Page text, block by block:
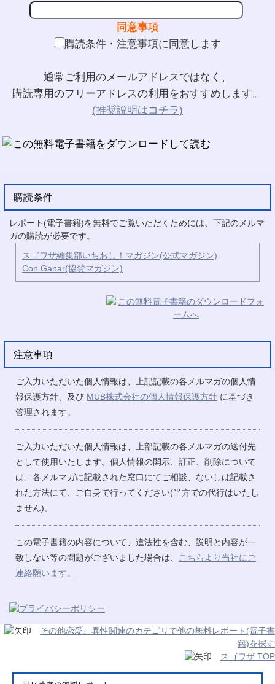
同意事項
購読条件・注意事項に同意します
通常ご利用のメールアドレスではなく、
購読専用のフリーアドレスの利用をおすすめします。
(推奨説明はコチラ)
購読条件
レポート(電子書籍)を無料でご覧いただくためには、下記のメルマ
ガの購読が必要です。
スゴワザ編集部いちおし！マガジン(公式マガジン)
Con Ganar(協賛マガジン)
注意事項
ご入力いただいた個人情報は、上記記載の各メルマガの個人情
報保護方針、及び MUB株式会社の個人情報保護方針 に基づき
管理されます。
ご入力いただいた個人情報は、上部記載の各メルマガの送付先
として使用いたします。個人情報の開示、訂正、削除について
は、各メルマガに記載された窓口にてご相談、ないしは記載さ
れた方法にて、ご自身で行ってください(当方での代行はいたし
ません)。
この電子書籍の内容について、違法性を含む、説明と内容が一
致しない等の問題がございました場合は、
こちらより当社にご
連絡願います。
その他恋愛、異性関連のカテゴリで他の無料レポート(電子書
籍)を探す
スゴワザ TOP